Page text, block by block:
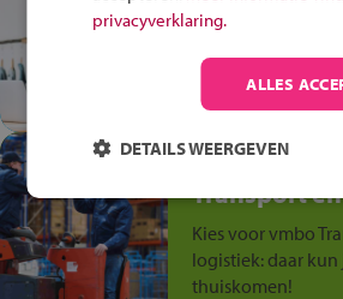
op de winkelvloer,
anders is!
Jouw talent
Transport
Kies voor vmbo
logistiek: daar kun
thuiskomen!
privacyverklaring.
ALLES
DETAILS WEERGEVEN